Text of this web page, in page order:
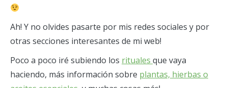
Ah! Y no olvides pasarte por mis redes sociales y por
otras secciones interesantes de mi web!
Poco a poco iré subiendo los rituales que vaya
haciendo, más información sobre plantas, hierbas o